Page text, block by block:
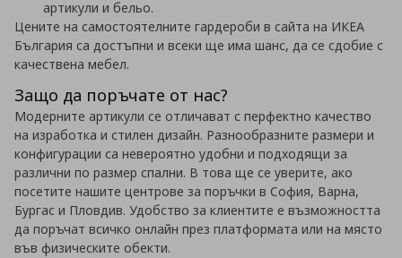
артикули и бельо.
Цените на самостоятелните гардероби в сайта на ИКЕА
България са достъпни и всеки ще има шанс, да се сдобие с
качествена мебел.
Защо да поръчате от нас?
Модерните артикули се отличават с перфектно качество
на изработка и стилен дизайн. Разнообразните размери и
конфигурации са невероятно удобни и подходящи за
различни по размер спални. В това ще се уверите, ако
посетите нашите центрове за поръчки в София, Варна,
Бургас и Пловдив. Удобство за клиентите е възможността
да поръчат всичко онлайн през платформата или на място
във физическите обекти.